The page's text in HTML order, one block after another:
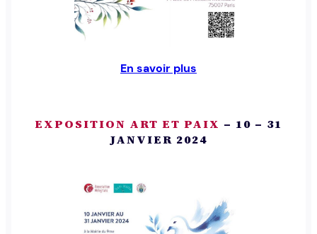
En savoir plus
EXPOSITION ART ET PAIX – 10 – 31
JANVIER 2024